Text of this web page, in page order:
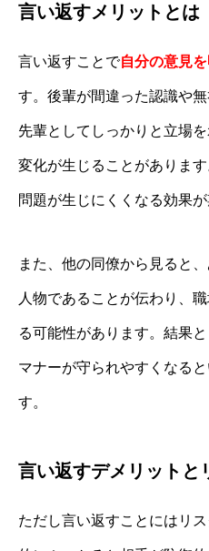
言い返すメリットとは
言い返すことで自分の意見
す。後輩が間違った認識や
先輩としてしっかりと立場
変化が生じることがありま
問題が生じにくくなる効果が
また、他の同僚から見ると
人物であることが伝わり、
る可能性があります。結果
マナーが守られやすくなる
す。
言い返すデメリットと
ただし言い返すことにはリ